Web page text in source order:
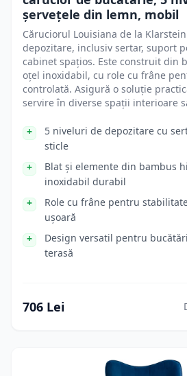
șervețele din lemn, mobil
Căruciorul Louisiana de la
depozitare, inclusiv sertar, suport
cabinet spațios. Este construit din
oțel inoxidabil, cu role cu frâne
controlată. Asigură o soluție
servire în diverse spații interioare
5 niveluri de depozitare cu
sticle
Blat și elemente din bambus
inoxidabil durabil
Role cu frâne pentru
ușoară
Design versatil pentru
terasă
706 Lei